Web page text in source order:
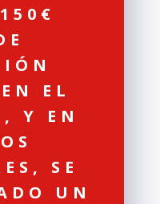
EL
Y EN
SE
UN